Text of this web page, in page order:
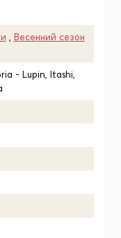
Весенний сезон
- Lupin, Itashi,